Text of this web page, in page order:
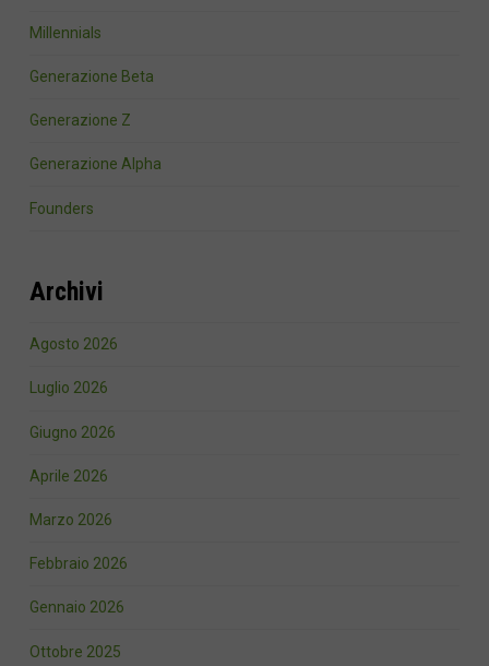
Millennials
Generazione Beta
Generazione Z
Generazione Alpha
Founders
Archivi
Agosto 2026
Luglio 2026
Giugno 2026
Aprile 2026
Marzo 2026
Febbraio 2026
Gennaio 2026
Ottobre 2025